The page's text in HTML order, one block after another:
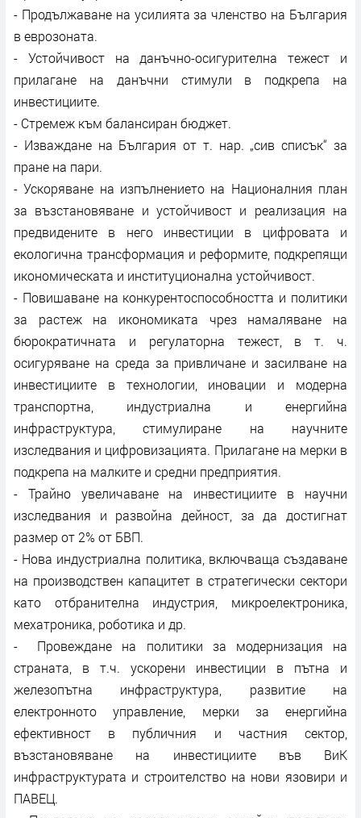
- Продължаване на усилията за членство на България
в еврозоната.
- Устойчивост на данъчно-осигурителна тежест и
прилагане на данъчни стимули в подкрепа на
инвестициите.
- Стремеж към балансиран бюджет.
- Изваждане на България от т. нар. „сив списък“ за
пране на пари.
- Ускоряване на изпълнението на Националния план
за възстановяване и устойчивост и реализация на
предвидените в него инвестиции в цифровата и
екологична трансформация и реформите, подкрепящи
икономическата и институционална устойчивост.
- Повишаване на конкурентоспособността и политики
за растеж на икономиката чрез намаляване на
бюрократичната и регулаторна тежест, в т. ч.
осигуряване на среда за привличане и засилване на
инвестициите в технологии, иновации и модерна
транспортна, индустриална и енергийна
инфраструктура, стимулиране на научните
изследвания и цифровизацията. Прилагане на мерки в
подкрепа на малките и средни предприятия.
- Трайно увеличаване на инвестициите в научни
изследвания и развойна дейност, за да достигнат
размер от 2% от БВП.
- Нова индустриална политика, включваща създаване
на производствен капацитет в стратегически сектори
като отбранителна индустрия, микроелектроника,
мехатроника, роботика и др.
- Провеждане на политики за модернизация на
страната, в т.ч. ускорени инвестиции в пътна и
железопътна инфраструктура, развитие на
електронното управление, мерки за енергийна
ефективност в публичния и частния сектор,
възстановяване на инвестициите във ВиК
инфраструктурата и строителство на нови язовири и
ПАВЕЦ.